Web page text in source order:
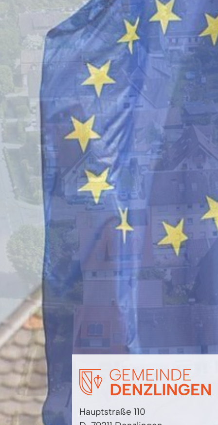
Hauptstraße 110